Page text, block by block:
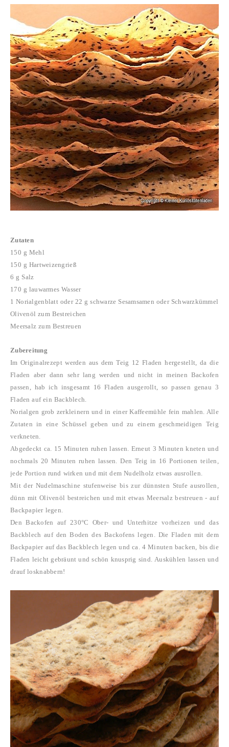
Zutaten
150 g Mehl
150 g Hartweizengrieß
6 g Salz
170 g lauwarmes Wasser
1 Norialgenblatt oder 22 g schwarze Sesamsamen oder Schwarzkümmel
Olivenöl zum Bestreichen
Meersalz zum Bestreuen
Zubereitung
Im Originalrezept werden aus dem Teig 12 Fladen hergestellt, da die
Fladen aber dann sehr lang werden und nicht in meinen Backofen
passen, hab ich insgesamt 16 Fladen ausgerollt, so passen genau 3
Fladen auf ein Backblech.
Norialgen grob zerkleinern und in einer Kaffeemühle fein mahlen. Alle
Zutaten in eine Schüssel geben und zu einem geschmeidigen Teig
verkneten.
Abgedeckt ca. 15 Minuten ruhen lassen. Erneut 3 Minuten kneten und
nochmals 20 Minuten ruhen lassen.Den Teig in 16 Portionen teilen,
jede Portion rund wirken und mit dem Nudelholz etwas ausrollen.
Mit der Nudelmaschine stufenweise bis zur dünnsten Stufe ausrollen,
dünn mit Olivenöl bestreichen und mit etwas Meersalz bestreuen - auf
Backpapier legen.
Den Backofen auf 230°C Ober- und Unterhitze vorheizen und das
Backblech auf den Boden des Backofens legen. Die Fladen mit dem
Backpapier auf das Backblech legen und ca. 4 Minuten backen, bis die
Fladen leicht gebräunt und schön knusprig sind. Auskühlen lassen und
drauf losknabbern!